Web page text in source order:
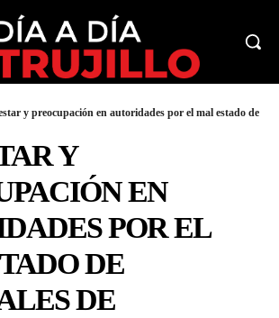
y preocupación en autoridades por el mal estado de
Y
EN
POR EL
DE
DE